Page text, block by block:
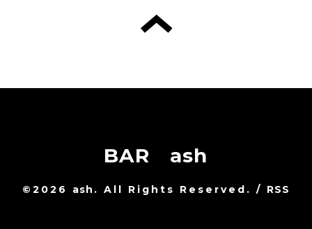
BAR ash
©2026 ash . All Rights Reserved. / RSS